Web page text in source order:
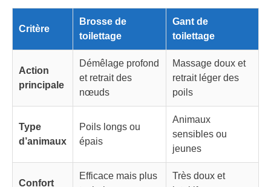
Critère
Brosse de
toilettage
Gant de
toilettage
Action
principale
Démêlage profond
et retrait des
nœuds
Massage doux et
retrait léger des
poils
Type
d’animaux
Poils longs ou
épais
Animaux
sensibles ou
jeunes
Confort
Efficace mais plus
Très doux et